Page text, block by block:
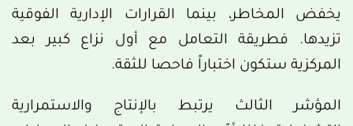
يخفض المخاطر، بينما القرارات الإدارية الفوقية
تزيدها. فطريقة التعامل مع أول نزاع كبير بعد
المركزية ستكون اختباراً فاحصا للثقة.
المؤشر الثالث يرتبط بالإنتاج والاستمرارية